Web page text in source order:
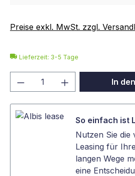
Preise exkl. MwSt. zzgl.
Lieferzeit: 3-5 Tage
Produkt Anzahl: Gib
In
So einfach ist
Nutzen Sie die
Leasing für
langen Wege
eine